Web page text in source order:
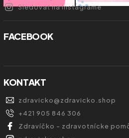
Sledovať na Instagrame
FACEBOOK
KONTAKT
zdravicko@zdravicko.shop
+421 905 846 306
Zdravíčko - zdravotnícke